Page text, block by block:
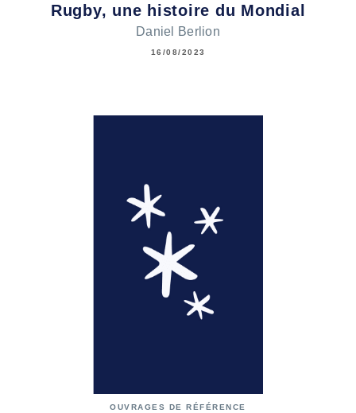
Rugby, une histoire du Mondial
Daniel Berlion
16/08/2023
OUVRAGES DE RÉFÉRENCE